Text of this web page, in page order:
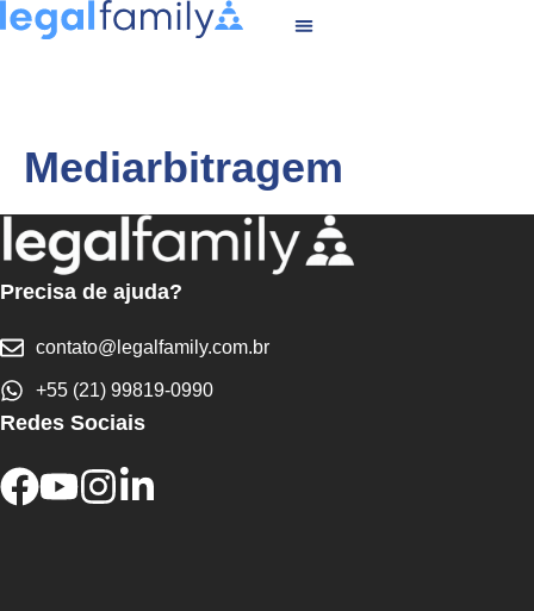
Mediarbitragem
Precisa de ajuda?
contato@legalfamily.com.br
+55 (21) 99819-0990
Redes Sociais